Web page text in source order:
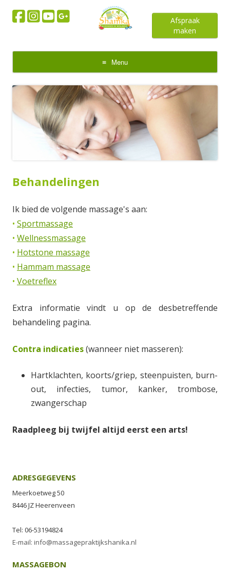
Afspraak
maken
Menu
Skip
to
content
Behandelingen
Ik bied de volgende massage's aan:
• Sportmassage
• Wellnessmassage
• Hotstone massage
• Hammam massage
• Voetreflex
Extra informatie vindt u op de desbetreffende
behandeling pagina.
Contra indicaties(wanneer niet masseren):
Hartklachten, koorts/griep, steenpuisten, burn-
out, infecties, tumor, kanker, trombose,
zwangerschap
Raadpleeg bij twijfel altijd eerst een arts!
ADRESGEGEVENS
Meerkoetweg 50
8446 JZ Heerenveen
Tel: 06-53194824
E-mail: info@massagepraktijkshanika.nl
MASSAGEBON